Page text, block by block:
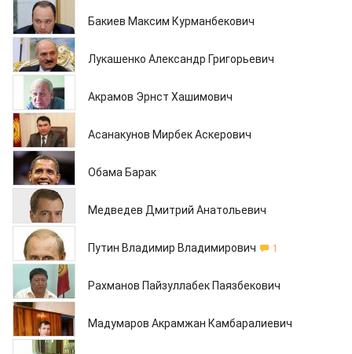
13.05.2013
Бакиев Максим Курманбекович
08.05.2013
Лукашенко Александр Григорьевич
08.05.2013
Акрамов Эрнст Хашимович
08.05.2013
Асанакунов Мирбек Аскерович
07.05.2013
Обама Барак
07.05.2013
Медведев Дмитрий Анатольевич
07.05.2013
Путин Владимир Владимирович
1
07.05.2013
Рахманов Пайзуллабек Паязбекович
06.05.2013
Мадумаров Акрамжан Камбаралиевич
06.05.2013